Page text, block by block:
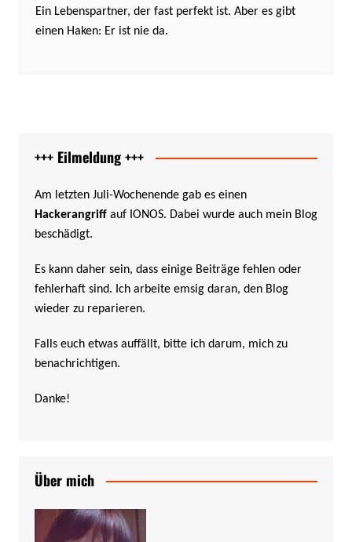
Ein Lebenspartner, der fast perfekt ist. Aber es gibt
einen Haken: Er ist nie da.
+++ Eilmeldung +++
Am letzten Juli-Wochenende gab es einen
Hackerangriffauf IONOS. Dabei wurde auch mein Blog
beschädigt.
Es kann daher sein, dass einige Beiträge fehlen oder
fehlerhaft sind. Ich arbeite emsig daran, den Blog
wieder zu reparieren.
Falls euch etwas auffällt, bitte ich darum, mich zu
benachrichtigen.
Danke!
Über mich